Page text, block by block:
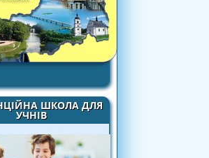
ШКОЛА ДЛЯ
УЧНІВ